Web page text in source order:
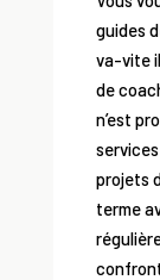
guides
va-vite
de
n’est
projets
terme